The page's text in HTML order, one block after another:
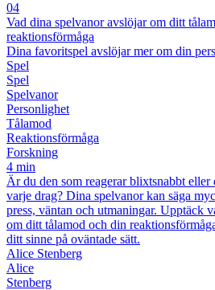
04
Vad dina spelvanor avslöjar om ditt
reaktionsförmåga
Dina favoritspel avslöjar mer om din
Spel
Spel
Spelvanor
Personlighet
Tålamod
Reaktionsförmåga
Forskning
4 min
Är du den som reagerar blixtsnabbt
varje drag? Dina spelvanor kan säga
press, väntan och utmaningar. Upptäck
om ditt tålamod och din
ditt sinne på oväntade sätt.
Alice Stenberg
Alice
Stenberg